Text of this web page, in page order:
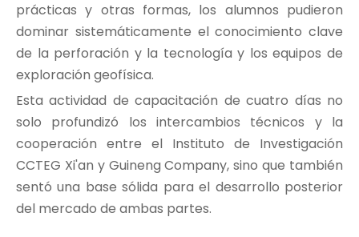
prácticas y otras formas, los alumnos pudieron
dominar sistemáticamente el conocimiento clave
de la perforación y la tecnología y los equipos de
exploración geofísica.
Esta actividad de capacitación de cuatro días no
solo profundizó los intercambios técnicos y la
cooperación entre el Instituto de Investigación
CCTEG Xi'an y Guineng Company, sino que también
sentó una base sólida para el desarrollo posterior
del mercado de ambas partes.